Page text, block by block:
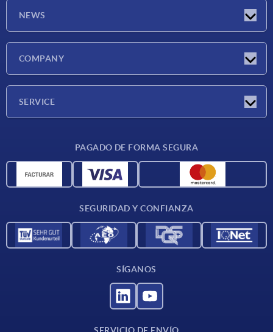
NEWS
COMPANY
SERVICE
Materiales
PAGADO DE FORMA SEGURA
SEGURIDAD Y CONFIANZA
SÍGANOS